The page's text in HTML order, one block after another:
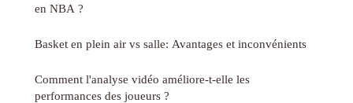
en NBA ?
Basket en plein air vs salle: Avantages et inconvénients
Comment l'analyse vidéo améliore-t-elle les
performances des joueurs ?